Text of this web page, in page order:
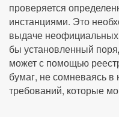
проверяется
инстанциями. Это
выдаче неофициальных
бы установленный
может с помощью
бумаг, не сомневаясь
требований, которые